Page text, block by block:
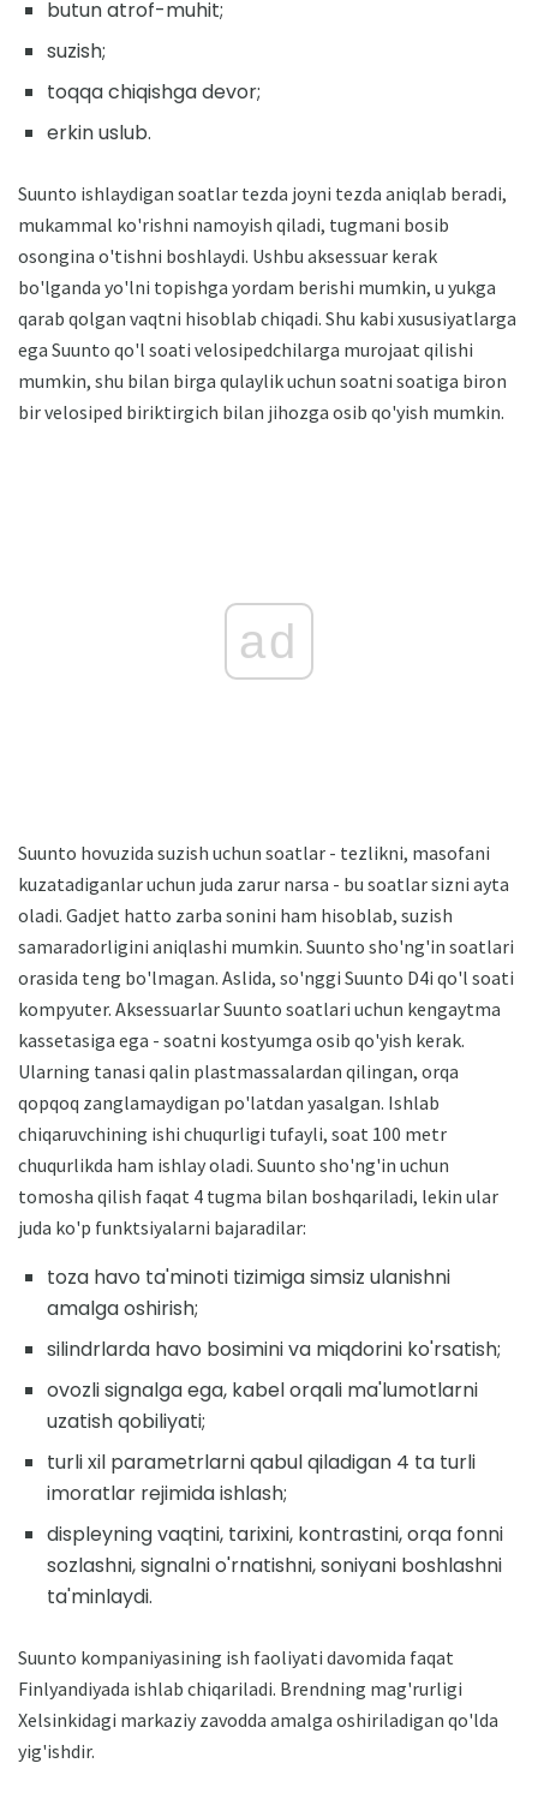
butun atrof-muhit;
suzish;
toqqa chiqishga devor;
erkin uslub.
Suunto ishlaydigan soatlar tezda joyni tezda aniqlab beradi,
mukammal ko'rishni namoyish qiladi, tugmani bosib
osongina o'tishni boshlaydi. Ushbu aksessuar kerak
bo'lganda yo'lni topishga yordam berishi mumkin, u yukga
qarab qolgan vaqtni hisoblab chiqadi. Shu kabi xususiyatlarga
ega Suunto qo'l soati velosipedchilarga murojaat qilishi
mumkin, shu bilan birga qulaylik uchun soatni soatiga biron
bir velosiped biriktirgich bilan jihozga osib qo'yish mumkin.
ad
Suunto hovuzida suzish uchun soatlar - tezlikni, masofani
kuzatadiganlar uchun juda zarur narsa - bu soatlar sizni ayta
oladi. Gadjet hatto zarba sonini ham hisoblab, suzish
samaradorligini aniqlashi mumkin. Suunto sho'ng'in soatlari
orasida teng bo'lmagan. Aslida, so'nggi Suunto D4i qo'l soati
kompyuter. Aksessuarlar Suunto soatlari uchun kengaytma
kassetasiga ega - soatni kostyumga osib qo'yish kerak.
Ularning tanasi qalin plastmassalardan qilingan, orqa
qopqoq zanglamaydigan po'latdan yasalgan. Ishlab
chiqaruvchining ishi chuqurligi tufayli, soat 100 metr
chuqurlikda ham ishlay oladi. Suunto sho'ng'in uchun
tomosha qilish faqat 4 tugma bilan boshqariladi, lekin ular
juda ko'p funktsiyalarni bajaradilar:
toza havo ta'minoti tizimiga simsiz ulanishni
amalga oshirish;
silindrlarda havo bosimini va miqdorini ko'rsatish;
ovozli signalga ega, kabel orqali ma'lumotlarni
uzatish qobiliyati;
turli xil parametrlarni qabul qiladigan 4 ta turli
imoratlar rejimida ishlash;
displeyning vaqtini, tarixini, kontrastini, orqa fonni
sozlashni, signalni o'rnatishni, soniyani boshlashni
ta'minlaydi.
Suunto kompaniyasining ish faoliyati davomida faqat
Finlyandiyada ishlab chiqariladi. Brendning mag'rurligi
Xelsinkidagi markaziy zavodda amalga oshiriladigan qo'lda
yig'ishdir.